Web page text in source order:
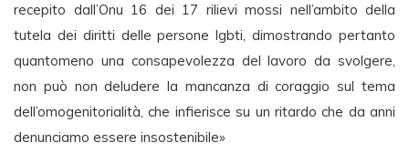
recepito dall’Onu 16 dei 17 rilievi mossi nell’ambito della
tutela dei diritti delle persone lgbti, dimostrando pertanto
quantomeno una consapevolezza del lavoro da svolgere,
non può non deludere la mancanza di coraggio sul tema
dell’omogenitorialità, che infierisce su un ritardo che da anni
denunciamo essere insostenibile»